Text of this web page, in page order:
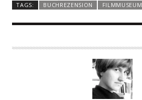
TAGS:
BUCHREZENSION FILMMUSEUM